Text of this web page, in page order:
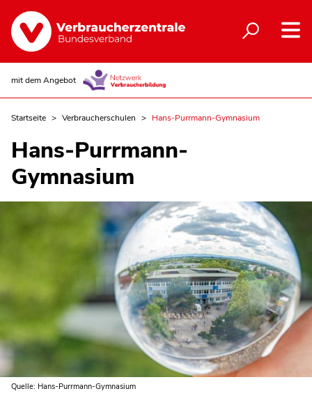
mit dem Angebot
Startseite Verbraucherschulen Hans-Purrmann-Gymnasium
Hans-Purrmann-
Gymnasium
Quelle: Hans-Purrmann-Gymnasium